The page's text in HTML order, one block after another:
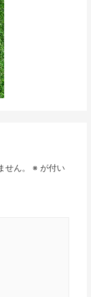
ん。 ※ が付い